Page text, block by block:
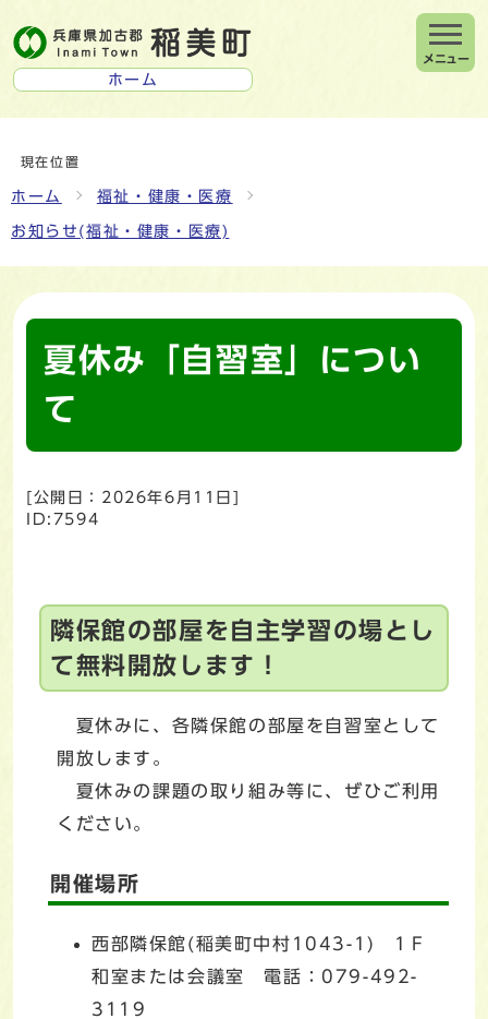
ホーム
メニュー
現在位置
ホーム 福祉・健康・医療
お知らせ(福祉・健康・医療)
夏休み「自習室」につい
て
[公開日： 2026年6月11日 ]
ID:7594
隣保館の部屋を自主学習の場とし
て無料開放します！
夏休みに、各隣保館の部屋を自習室として
開放します。
夏休みの課題の取り組み等に、ぜひご利用
ください。
開催場所
西部隣保館(稲美町中村1043-1) 1Ｆ
和室または会議室 電話：079-492-
3119